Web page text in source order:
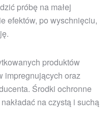
próbę na małej
efektów, po wyschnięciu,
produktów
impregnujących oraz
Środki ochronne
na czystą i suchą